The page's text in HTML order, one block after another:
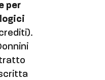
per